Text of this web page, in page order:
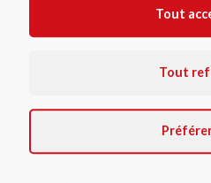
Tout
Tout